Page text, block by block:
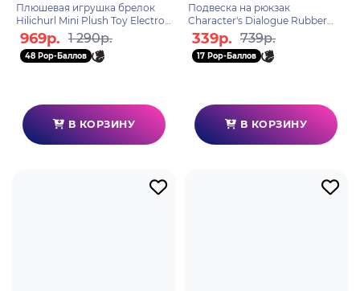
Плюшевая игрушка брелок
Hilichurl Mini Plush Toy Electro
Hilichurl 6974696618600
969р. 1 290р.
48 Pop-Баллов
В КОРЗИНУ
Подвеска на рюкзак
Character's Dialogue Rubber
Straps Keqing 6974696614343
339р. 739р.
17 Pop-Баллов
В КОРЗИНУ